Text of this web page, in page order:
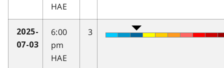
HAE
2025-
07-03
6:00
pm
HAE
3